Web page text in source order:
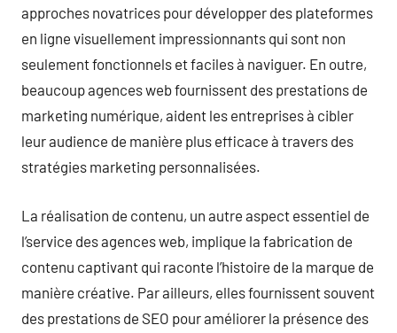
approches novatrices pour développer des plateformes
en ligne visuellement impressionnants qui sont non
seulement fonctionnels et faciles à naviguer. En outre,
beaucoup agences web fournissent des prestations de
marketing numérique, aident les entreprises à cibler
leur audience de manière plus efficace à travers des
stratégies marketing personnalisées.
La réalisation de contenu, un autre aspect essentiel de
l’service des agences web, implique la fabrication de
contenu captivant qui raconte l’histoire de la marque de
manière créative. Par ailleurs, elles fournissent souvent
des prestations de SEO pour améliorer la présence des